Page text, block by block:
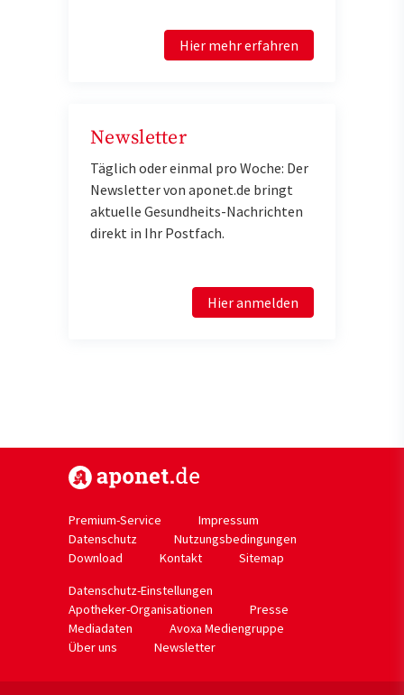
Hier mehr erfahren
Newsletter
Täglich oder einmal pro Woche: Der
Newsletter von aponet.de bringt
aktuelle Gesundheits-Nachrichten
direkt in Ihr Postfach.
Hier anmelden
Premium-Service
Impressum
Datenschutz
Nutzungsbedingungen
Download
Kontakt
Sitemap
Datenschutz-Einstellungen
Apotheker-Organisationen
Presse
Mediadaten
Avoxa Mediengruppe
Über uns
Newsletter